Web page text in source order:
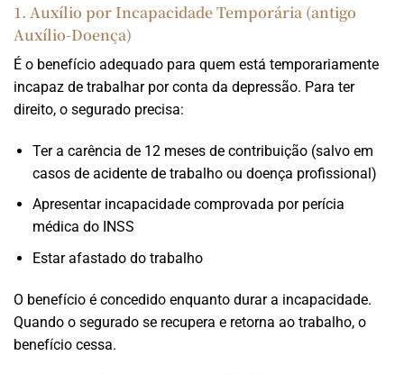
1. Auxílio por Incapacidade Temporária (antigo
Auxílio-Doença)
É o benefício adequado para quem está temporariamente
incapaz de trabalhar por conta da depressão. Para ter
direito, o segurado precisa:
Ter a carência de 12 meses de contribuição (salvo em
casos de acidente de trabalho ou doença profissional)
Apresentar incapacidade comprovada por perícia
médica do INSS
Estar afastado do trabalho
O benefício é concedido enquanto durar a incapacidade.
Quando o segurado se recupera e retorna ao trabalho, o
benefício cessa.